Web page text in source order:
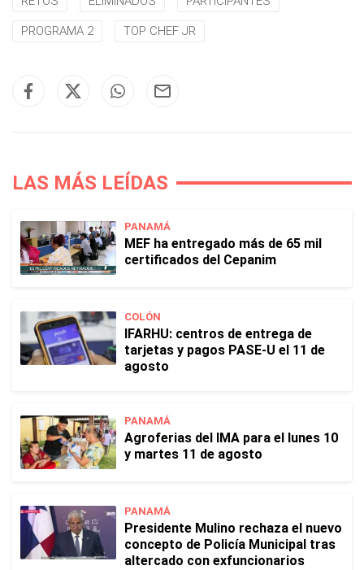
PROGRAMA 2 TOP CHEF JR
LAS MÁS LEÍDAS
PANAMÁ
MEF ha entregado más de 65 mil
certificados del Cepanim
COLÓN
IFARHU: centros de entrega de
tarjetas y pagos PASE-U el 11 de
agosto
PANAMÁ
Agroferias del IMA para el lunes 10
y martes 11 de agosto
PANAMÁ
Presidente Mulino rechaza el nuevo
concepto de Policía Municipal tras
altercado con exfuncionarios